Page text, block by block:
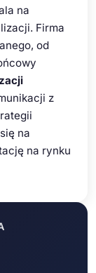
na
Firma
od
z
na
na rynku